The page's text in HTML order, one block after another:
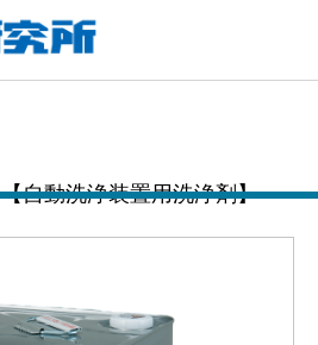
【自動洗浄装置用洗浄剤】